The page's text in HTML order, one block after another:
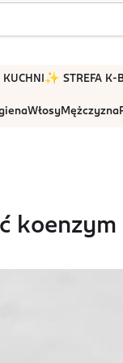
KUCHNI ✨ STREFA K-
WłosyMężczyzna